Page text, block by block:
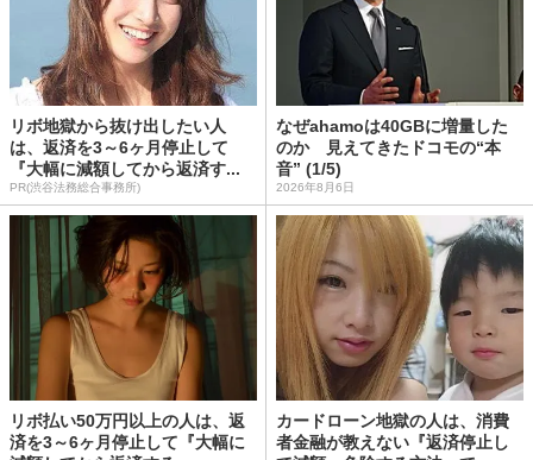
リボ地獄から抜け出したい人
は、返済を3～6ヶ月停止して
『大幅に減額してから返済す...
PR(渋谷法務総合事務所)
なぜahamoは40GBに増量した
のか 見えてきたドコモの“本
音” (1/5)
2026年8月6日
リボ払い50万円以上の人は、返
済を3～6ヶ月停止して『大幅に
カードローン地獄の人は、消費
者金融が教えない『返済停止し